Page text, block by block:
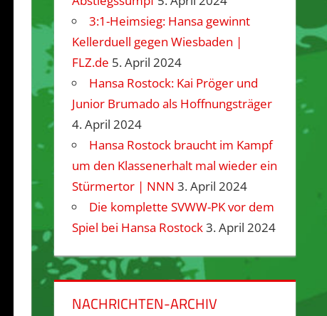
3:1-Heimsieg: Hansa gewinnt
Kellerduell gegen Wiesbaden |
FLZ.de 5. April 2024
Hansa Rostock: Kai Pröger und
Junior Brumado als Hoffnungsträger
4. April 2024
Hansa Rostock braucht im Kampf
um den Klassenerhalt mal wieder ein
Stürmertor | NNN 3. April 2024
Die komplette SVWW-PK vor dem
Spiel bei Hansa Rostock3. April 2024
NACHRICHTEN-ARCHIV